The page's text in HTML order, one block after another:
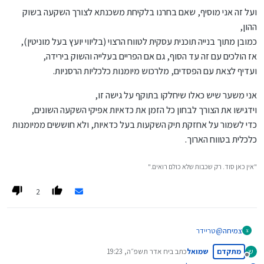
מעליית מדד תשומות הבנייה,
הפנסיה, כדי להחזיר לשוק ההון, כדי לא להפסיד את עליית המדדים
ואז לגלות שהפריים עולה בטירוף, ולמשוך שוב את הכספים משוק ההון
בהפסד, כדי לפרוע את המשכנתא,
וחוזר חלילה...
זה (לכאורה) מתכון להתרסקות פיננסית.
..........................
אם יש לך צוות של רו"ח ויועצים, שידעו מתי זה כדאית ומתי פחות,
אך לאדם הממוצע, כאמור זה יכול להיות הרסני,
אשמח לשמוע דעתכם
@צמיחה
ועל זה אני מוסיף, שאם בחרנו בלקיחת משכנתא לצורך השקעה בשוק
ההון,
כמובן מתוך בנייה תוכנית עסקית לטווח הרצוי (בליווי יועץ בעל מוניטין),
אז הולכים עם זה עד הסוף, גם אם הפריים בעלייה והשוק בירידה,
ועדיף לצאת עם הפסדים, מלרכוש מיומנות כלכליות הרסניות.
אנימשערשיש כאלו שיחלקו בתוקף על גישה זו,
וידגישו את הצורך לבחון כל הזמן את כדאיות אפיקי השקעה השונים,
כדי לשמור על אחזקת תיק השקעות בעל כדאיות, ולא חוששים ממיומנות
כלכלית בטווח הארוך.
"אין כאן סוד. רק שכבות שלא כולם רואים."
2
צ צמיחה@טריידר
צדקו דבריך, דפח"ח.
על פי רוב הנידון מגיע מהשאלה האם לקחת משכנתא בשביל להשקיע
ש
מנותק
מתקדם שמואלכתב ביח אדר תשפ״ה, 19:23
נערך לאחרונה על ידי